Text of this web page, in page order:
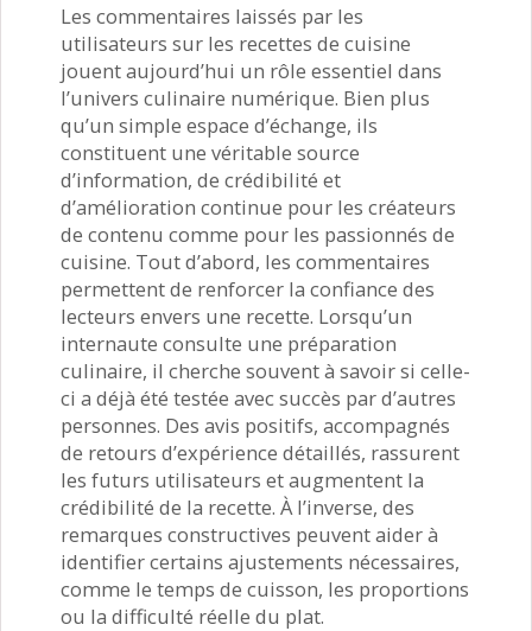
Les commentaires laissés par les
utilisateurs sur les recettes de cuisine
jouent aujourd’hui un rôle essentiel dans
l’univers culinaire numérique. Bien plus
qu’un simple espace d’échange, ils
constituent une véritable source
d’information, de crédibilité et
d’amélioration continue pour les créateurs
de contenu comme pour les passionnés de
cuisine. Tout d’abord, les commentaires
permettent de renforcer la confiance des
lecteurs envers une recette. Lorsqu’un
internaute consulte une préparation
culinaire, il cherche souvent à savoir si celle-
ci a déjà été testée avec succès par d’autres
personnes. Des avis positifs, accompagnés
de retours d’expérience détaillés, rassurent
les futurs utilisateurs et augmentent la
crédibilité de la recette. À l’inverse, des
remarques constructives peuvent aider à
identifier certains ajustements nécessaires,
comme le temps de cuisson, les proportions
ou la difficulté réelle du plat.